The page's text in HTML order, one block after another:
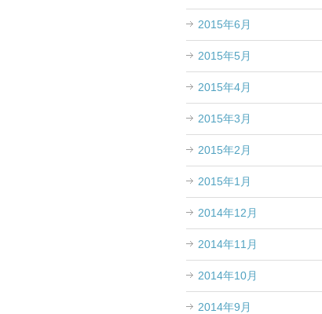
2015年6月
2015年5月
2015年4月
2015年3月
2015年2月
2015年1月
2014年12月
2014年11月
2014年10月
2014年9月